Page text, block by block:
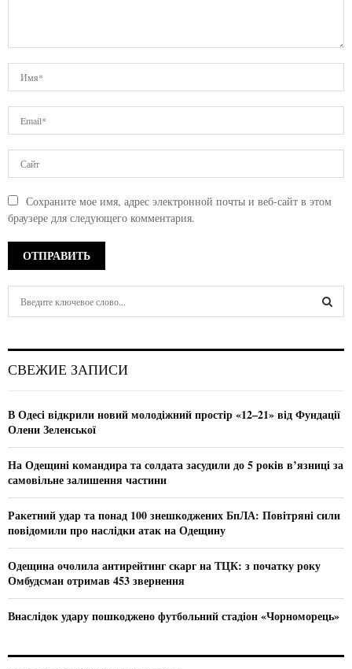
Сохраните мое имя, адрес электронной почты и веб-сайт в этом
браузере для следующего комментария.
h
o
r
C
СВЕЖИЕ ЗАПИСИ
В Одесі відкрили новий молодіжний простір «12–21» від Фундації
Олени Зеленської
На Одещині командира та солдата засудили до 5 років в’язниці за
самовільне залишення частини
Ракетний удар та понад 100 знешкоджених БпЛА: Повітряні сили
повідомили про наслідки атак на Одещину
Одещина очолила антирейтинг скарг на ТЦК: з початку року
Омбудсман отримав 453 звернення
Внаслідок удару пошкоджено футбольний стадіон «Чорноморець»